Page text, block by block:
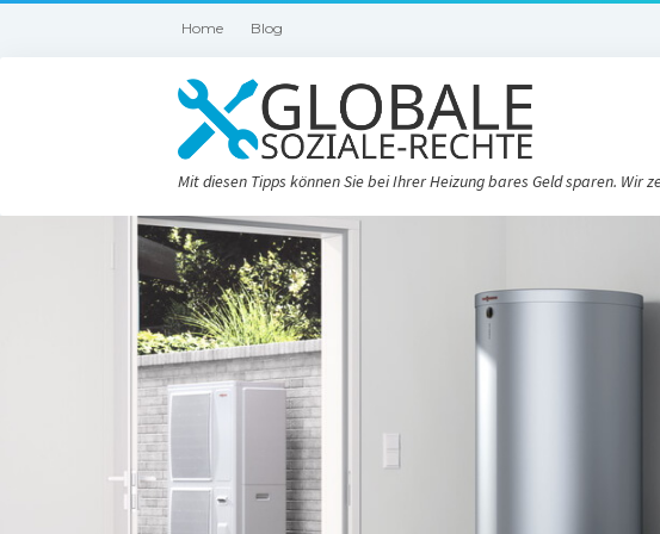
Home Blog
Mit diesen Tipps können Sie bei Ihrer Heizung bares Geld sparen.